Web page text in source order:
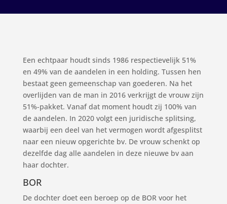
Een echtpaar houdt sinds 1986 respectievelijk 51%
en 49% van de aandelen in een holding. Tussen hen
bestaat geen gemeenschap van goederen. Na het
overlijden van de man in 2016 verkrijgt de vrouw zijn
51%-pakket. Vanaf dat moment houdt zij 100% van
de aandelen. In 2020 volgt een juridische splitsing,
waarbij een deel van het vermogen wordt afgesplitst
naar een nieuw opgerichte bv. De vrouw schenkt op
dezelfde dag alle aandelen in deze nieuwe bv aan
haar dochter.
BOR
De dochter doet een beroep op de BOR voor het